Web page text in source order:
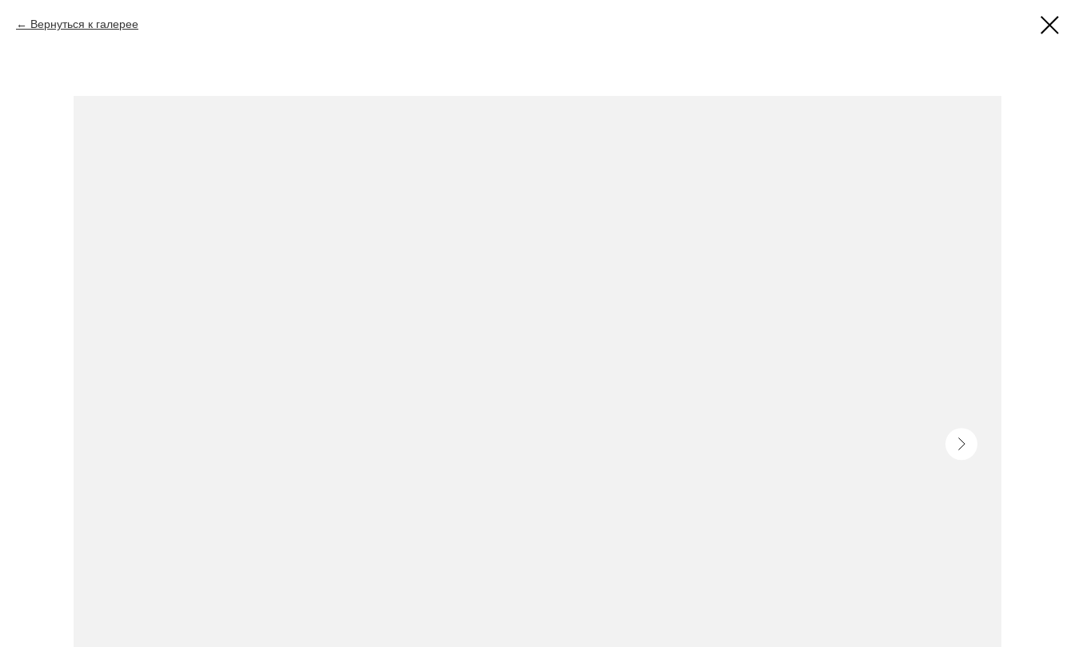
Вернуться к галерее